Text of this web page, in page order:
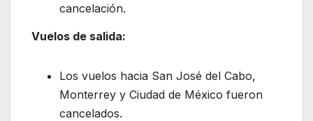
cancelación.
Vuelos de salida:
Los vuelos hacia San José del Cabo,
Monterrey y Ciudad de México fueron
cancelados.